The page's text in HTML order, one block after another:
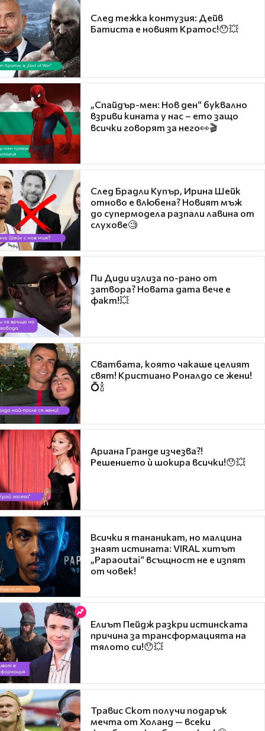
След тежка контузия: Дейв
Батиста е новият Кратос!😯💥
„Спайдър-мен: Нов ден“ буквално
взриви кината у нас – ето защо
всички говорят за него👀🎬
След Брадли Купър, Ирина Шейк
отново е влюбена? Новият мъж
до супермодела разпали лавина от
слухове🧐
Пи Диди излиза по-рано от
затвора? Новата дата вече е
факт!💥
Сватбата, която чакаше целият
свят! Кристиано Роналдо се жени!
💍🍾
Ариана Гранде изчезва?!
Решението ѝ шокира всички!😯💥
Всички я тананикат, но малцина
знаят истината: VIRAL хитът
„Papaoutai“ всъщност не е изпят
от човек!
Елиът Пейдж разкри истинската
причина за трансформацията на
тялото си!😯💥
Травис Скот получи подарък
мечта от Холанд — всеки